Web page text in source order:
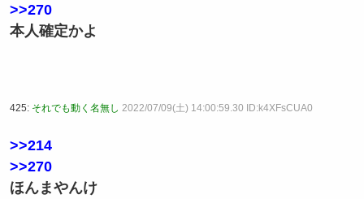
>>270
本人確定かよ
425: それでも動く名無し 2022/07/09(土) 14:00:59.30 ID:k4XFsCUA0
>>214
>>270
ほんまやんけ